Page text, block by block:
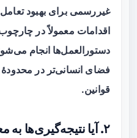
غیررسمی برای بهبود تعامل
اقدامات معمولاً در
دستورالعمل‌ها انجام
فضای انسانی‌تر در
قوانین.
۲. آیا نتیجه‌گیری‌ها